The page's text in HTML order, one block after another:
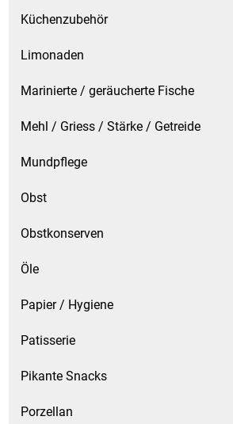
Küchenzubehör
Limonaden
Marinierte / geräucherte Fische
Mehl / Griess / Stärke / Getreide
Mundpflege
Obst
Obstkonserven
Öle
Papier / Hygiene
Patisserie
Pikante Snacks
Porzellan